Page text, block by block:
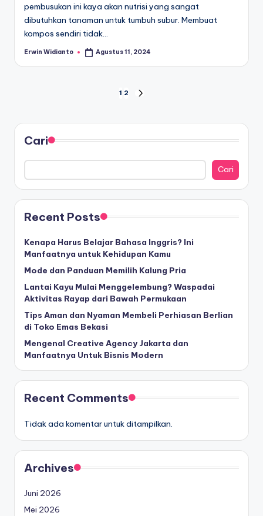
pembusukan ini kaya akan nutrisi yang sangat
dibutuhkan tanaman untuk tumbuh subur. Membuat
kompos sendiri tidak…
Posted
Erwin Widianto Agustus 11, 2024
pos
1 2
Cari
Cari
Recent Posts
Kenapa Harus Belajar Bahasa Inggris? Ini
Manfaatnya untuk Kehidupan Kamu
Mode dan Panduan Memilih Kalung Pria
Lantai Kayu Mulai Menggelembung? Waspadai
Aktivitas Rayap dari Bawah Permukaan
Tips Aman dan Nyaman Membeli Perhiasan Berlian
di Toko Emas Bekasi
Mengenal Creative Agency Jakarta dan
Manfaatnya Untuk Bisnis Modern
Recent Comments
Tidak ada komentar untuk ditampilkan.
Archives
Juni 2026
Mei 2026